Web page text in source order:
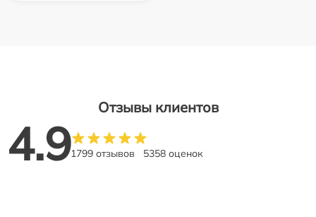
Отзывы клиентов
4.91799 отзывов 5358 оценок